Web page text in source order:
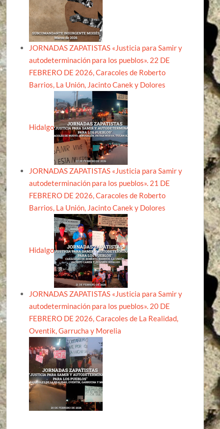
JORNADAS ZAPATISTAS «Justicia para Samir y
autodeterminación para los pueblos». 22 DE
FEBRERO DE 2026, Caracoles de Roberto
Barrios, La Unión, Jacinto Canek y Dolores
Hidalgo
JORNADAS ZAPATISTAS «Justicia para Samir y
autodeterminación para los pueblos». 21 DE
FEBRERO DE 2026, Caracoles de Roberto
Barrios, La Unión, Jacinto Canek y Dolores
Hidalgo
JORNADAS ZAPATISTAS «Justicia para Samir y
autodeterminación para los pueblos». 20 DE
FEBRERO DE 2026, Caracoles de La Realidad,
Oventik, Garrucha y Morelia